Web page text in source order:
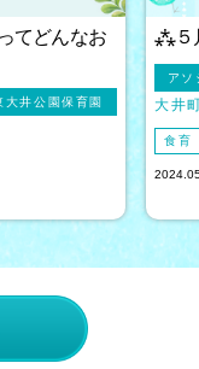
てどんなお
大井公園保育園
⁂５
アソ
大井
食育